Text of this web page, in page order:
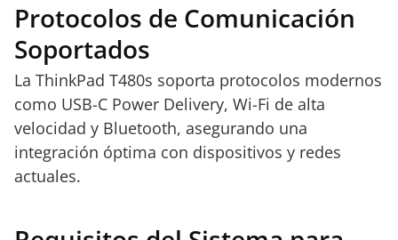
Protocolos de Comunicación
Soportados
La ThinkPad T480s soporta protocolos modernos
como USB-C Power Delivery, Wi-Fi de alta
velocidad y Bluetooth, asegurando una
integración óptima con dispositivos y redes
actuales.